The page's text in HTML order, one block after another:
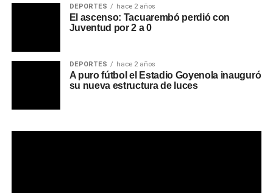
DEPORTES hace 2 años
El ascenso: Tacuarembó perdió con
Juventud por 2 a 0
DEPORTES hace 2 años
A puro fútbol el Estadio Goyenola inauguró
su nueva estructura de luces